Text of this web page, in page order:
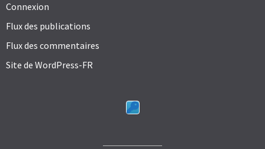
Connexion
Flux des publications
Flux des commentaires
Site de WordPress-FR